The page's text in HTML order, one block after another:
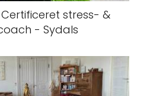
stress- &
- Sydals